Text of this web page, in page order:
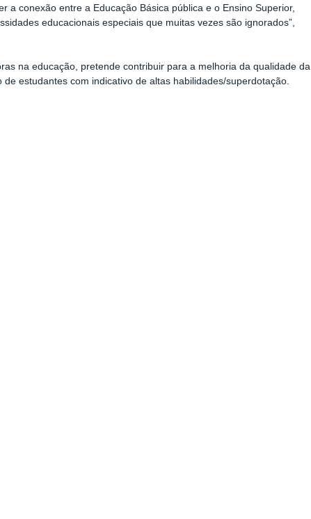
a conexão entre a Educação Básica pública e o Ensino Superior,
educacionais especiais que muitas vezes são ignorados”,
na educação, pretende contribuir para a melhoria da qualidade da
estudantes com indicativo de altas habilidades/superdotação.